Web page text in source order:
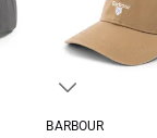
BARBOUR